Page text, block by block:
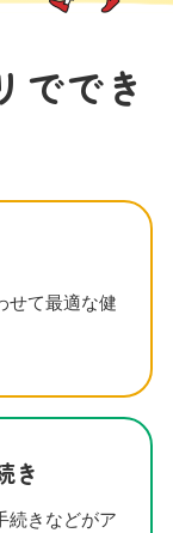
ででき
せて最適な健
き
続きなどがア